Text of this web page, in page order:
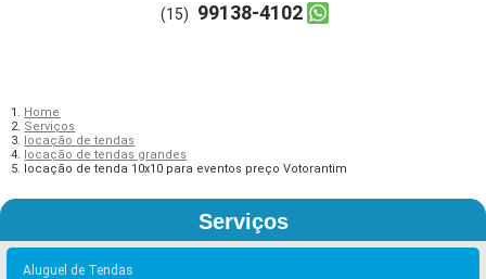
(15) 99138-4102
Home
Serviços
locação de tendas
locação de tendas grandes
locação de tenda 10x10 para eventos preço Votorantim
Serviços
Aluguel de Tendas